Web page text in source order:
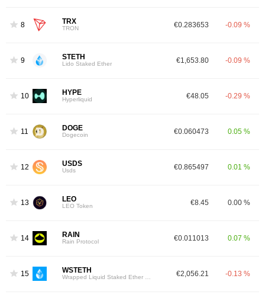
8 TRX
TRON €0.283653 -0.09 %
9 STETH
Lido Staked Ether €1,653.80 -0.09 %
10 HYPE
Hyperliquid €48.05 -0.29 %
11 DOGE
Dogecoin €0.060473 0.05 %
12 USDS
Usds €0.865497 0.01 %
13 LEO
LEO Token €8.45 0.00 %
14 RAIN
Rain Protocol €0.011013 0.07 %
15 WSTETH €2,056.21 -0.13 %